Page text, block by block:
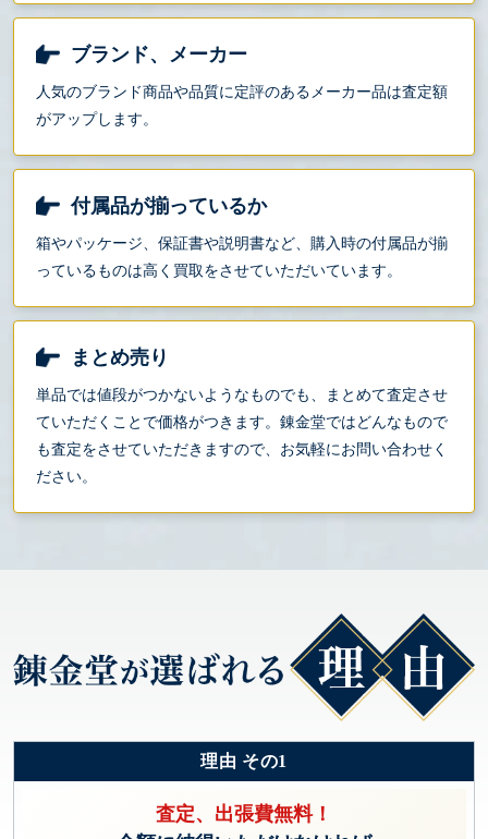
ブランド、メーカー
人気のブランド商品や品質に定評のあるメーカー品は査定額
がアップします。
付属品が揃っているか
箱やパッケージ、保証書や説明書など、購入時の付属品が揃
っているものは高く買取をさせていただいています。
まとめ売り
単品では値段がつかないようなものでも、まとめて査定させ
ていただくことで価格がつきます。錬金堂ではどんなもので
も査定をさせていただきますので、お気軽にお問い合わせく
ださい。
理由 その1
査定、出張費無料！